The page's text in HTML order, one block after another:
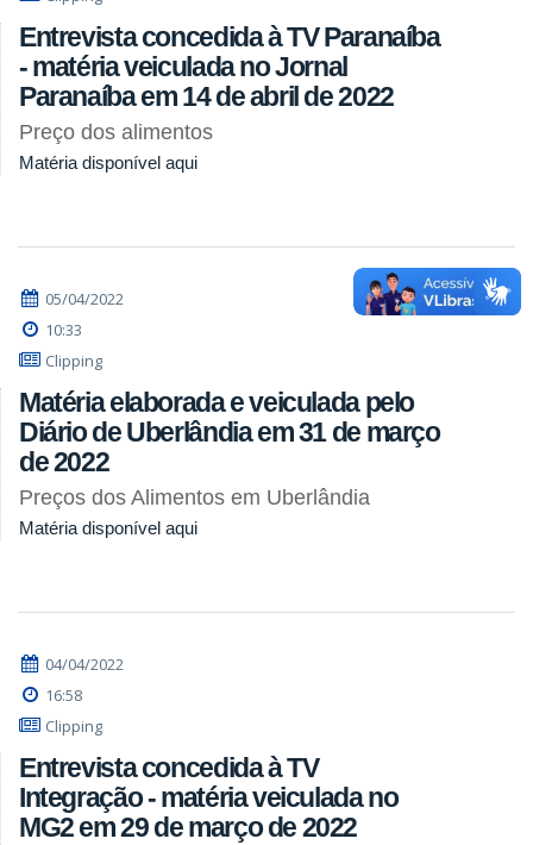
Entrevista concedida à TV Paranaíba
- matéria veiculada no Jornal
Paranaíba em 14 de abril de 2022
Preço dos alimentos
Matéria disponível aqui
05/04/2022
10:33
Clipping
Matéria elaborada e veiculada pelo
Diário de Uberlândia em 31 de março
de 2022
Preços dos Alimentos em Uberlândia
Matéria disponível aqui
04/04/2022
16:58
Clipping
Entrevista concedida à TV
Integração - matéria veiculada no
MG2 em 29 de março de 2022